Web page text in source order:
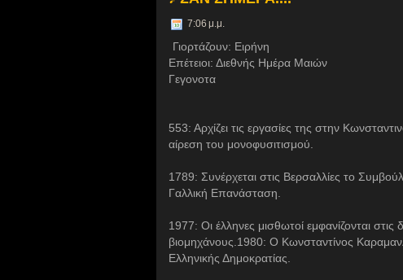
7:06 μ.μ.
Γιορτάζουν: Ειρήνη
Επέτειοι: Διεθνής Ημέρα Μαιών
Γεγονoτα
553: Αρχίζει τις εργασίες της στην
αίρεση του μονοφυσιτισμού.
1789: Συνέρχεται στις Βερσαλλίες το
Γαλλική Επανάσταση.
1977: Οι έλληνες μισθωτοί εμφανίζονται
βιομηχάνους. 1980: Ο Κωνσταντίνος
Ελληνικής Δημοκρατίας.